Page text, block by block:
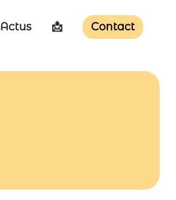
Actus 📩 Contact